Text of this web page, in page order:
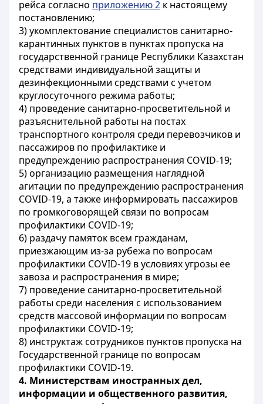
рейса согласно приложению 2 к настоящему
постановлению;
3) укомплектование специалистов санитарно-
карантинных пунктов в пунктах пропуска на
государственной границе Республики Казахстан
средствами индивидуальной защиты и
дезинфекционными средствами с учетом
круглосуточного режима работы;
4) проведение санитарно-просветительной и
разъяснительной работы на постах
транспортного контроля среди перевозчиков и
пассажиров по профилактике и
предупреждению распространения COVID-19;
5) организацию размещения наглядной
агитации по предупреждению распространения
COVID-19, а также информировать пассажиров
по громкоговорящей связи по вопросам
профилактики COVID-19;
6) раздачу памяток всем гражданам,
приезжающим из-за рубежа по вопросам
профилактики COVID-19 в условиях угрозы ее
завоза и распространения в мире;
7) проведение санитарно-просветительной
работы среди населения с использованием
средств массовой информации по вопросам
профилактики COVID-19;
8) инструктаж сотрудников пунктов пропуска на
Государственной границе по вопросам
профилактики COVID-19.
4. Министерствам иностранных дел,
информации и общественного развития,